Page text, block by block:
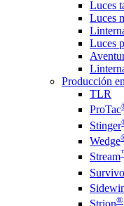
Luces
Luces
Luces
Producción
TLR
ProTac
Stinger
Wedge
Stream
®